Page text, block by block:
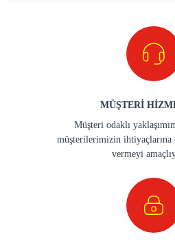
MÜŞTERİ
Müşteri odaklı
müşterilerimizin ihtiyaçlarına
vermeyi